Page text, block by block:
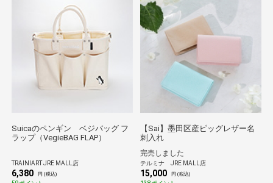
Suicaのペンギン ベジバッグ フ
ラップ（VegieBAG FLAP）
TRAINIART JRE MALL店
6,380 円 (税込)
【Sai】墨田区産ピッグレザー名
刺入れ
完売しました
テルミナ JRE MALL店
15,000 円 (税込)